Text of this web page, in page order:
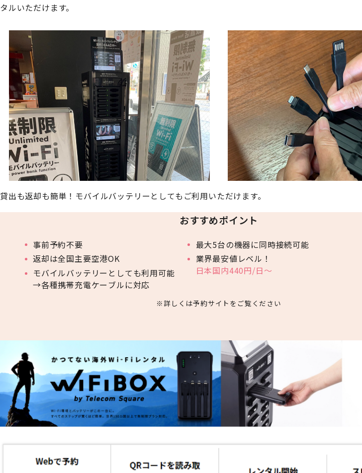
タルいただけます。
貸出も返却も簡単！モバイルバッテリーとしてもご利用いただけます。
おすすめポイント
事前予約不要
返却は全国主要空港OK
モバイルバッテリーとしても利用可能
→各種携帯充電ケーブルに対応
最大5台の機器に同時接続可能
業界最安値レベル！
日本国内440円/日～
詳しくは予約サイトをご覧ください